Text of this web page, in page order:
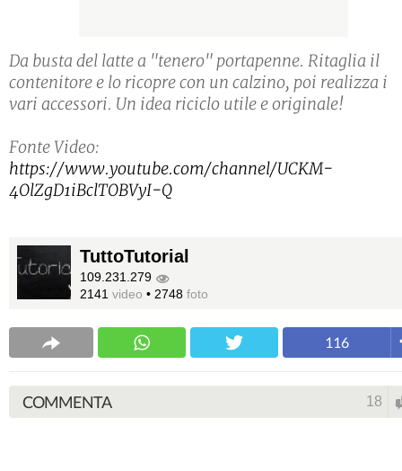
Da busta del latte a "tenero" portapenne. Ritaglia il
contenitore e lo ricopre con un calzino, poi realizza i
vari accessori. Un idea riciclo utile e originale!
Fonte Video:
https://www.youtube.com/channel/UCKM-
4OlZgD1iBclTOBVyI-Q
TuttoTutorial
109.231.279
2141 video • 2748 foto
116
COMMENTA 18